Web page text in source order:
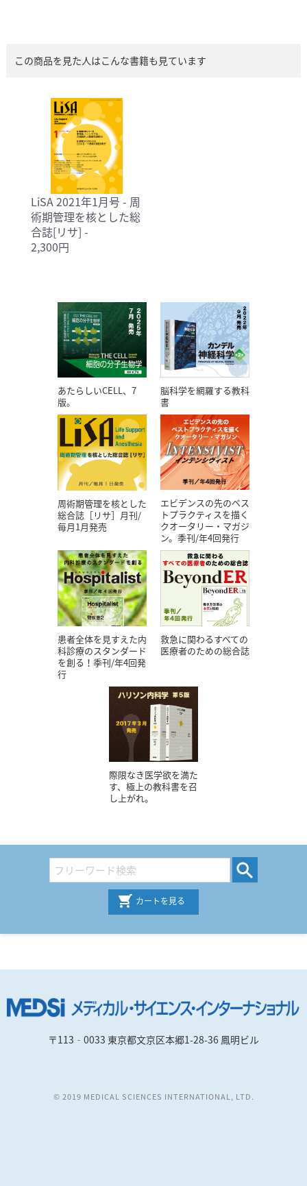
この商品を見た人はこんな書籍も見ています
LiSA 2021年1月号 - 周
術期管理を核とした総
合誌[リサ] -
2,300円
あたらしいCELL、7
版。
脳科学を網羅する教科
書
周術期管理を核とした
総合誌［リサ］月刊/
毎月1月発売
エビデンスの先のベス
トプラクティスを描く
クオータリー・マガジ
ン。季刊/年4回発行
患者全体を見すえた内
科診療のスタンダード
を創る！季刊/年4回発
行
救急に関わるすべての
医療者のための総合誌
際限なき医学欲を満た
す、極上の教科書を召
し上がれ。
カートを見る
〒113‐0033 東京都文京区本郷1-28-36 鳳明ビル
© 2019 MEDICAL SCIENCES INTERNATIONAL, LTD.